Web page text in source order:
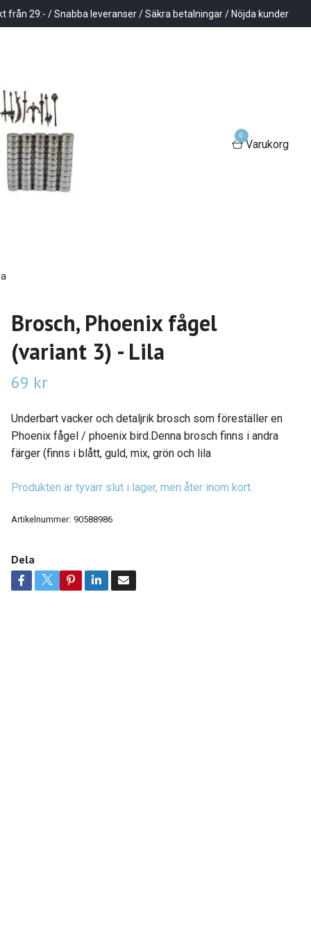
från 29:- / Snabba leveranser / Säkra betalningar / Nöjda kunder
0
Varukorg
Brosch, Phoenix fågel
(variant 3) - Lila
69 kr
Underbart vacker och detaljrik brosch som föreställer en
Phoenix fågel / phoenix bird.Denna brosch finns i andra
färger (finns i blått, guld, mix, grön och lila
Produkten är tyvärr slut i lager, men åter inom kort.
Artikelnummer: 90588986
Dela